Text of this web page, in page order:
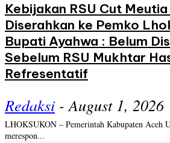
Kebijakan RSU Cut
Diserahkan ke Pemko
Bupati Ayahwa : Belum
Sebelum RSU Mukhtar
Refresentatif
Redaksi - August 1, 2026
LHOKSUKON – Pemerintah Kabupaten Aceh
merespon...